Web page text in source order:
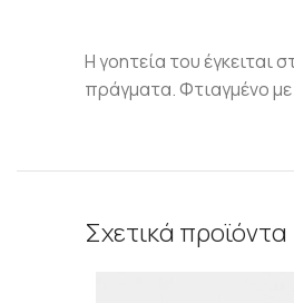
Η γοητεία του έγκειται
πράγματα. Φτιαγμένο με
Σχετικά προϊόντα